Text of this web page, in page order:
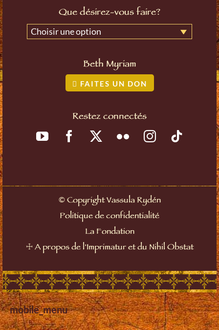
Que désirez-vous faire?
Choisir une option
Beth Myriam
FAITES UN DON
Restez connectés
©Copyright Vassula Rydén
Politique de confidentialité
La Fondation
☩ A propos de l'Imprimatur et du Nihil Obstat
mobile_menu